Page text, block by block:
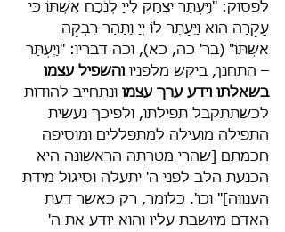
לפסוק: "וַיֶּעְתַּר יִצְחָק לַייָ לְנֹכַח אִשְׁתּוֹ כִּי
עֲקָרָה הִוא וַיֵּעָתֶר לוֹ יְיָ וַתַּהַר רִבְקָה
אִשְׁתּוֹ" (בר' כה, כא), וכֹה דבריו: "וַיֶּעְתַּר
– התחנן, ביקש מלפניו והשפיל עצמו
בשאלתו וידע ערך עצמו ונתחייב להודות
לכשתתקבל תפילתו, ולפיכך נעשית
התפילה מועילה למתפללים ומוסיפה
חכמתם [שהרי מטרתה הראשונה היא
הכנעת הלב לפני ה' יתעלה וסיגול מידת
הענווה]" וכו'. כלומר, רק כאשר דעת
האדם מיושבת עליו והוא יודע את ה'